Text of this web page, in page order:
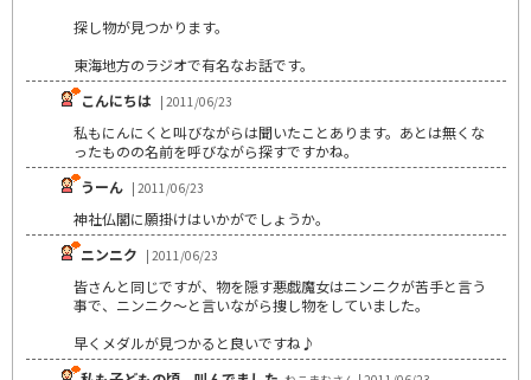
探し物が見つかります。
東海地方のラジオで有名なお話です。
こんにちは | 2011/06/23
私もにんにくと叫びながらは聞いたことあります。あとは無くな
ったものの名前を呼びながら探すですかね。
うーん | 2011/06/23
神社仏閣に願掛けはいかがでしょうか。
ニンニク | 2011/06/23
皆さんと同じですが、物を隠す悪戯魔女はニンニクが苦手と言う
事で、ニンニク～と言いながら捜し物をしていました。
早くメダルが見つかると良いですね♪